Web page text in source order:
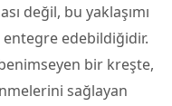
değil, bu yaklaşımı
edebildiğidir.
bir kreşte,
sağlayan